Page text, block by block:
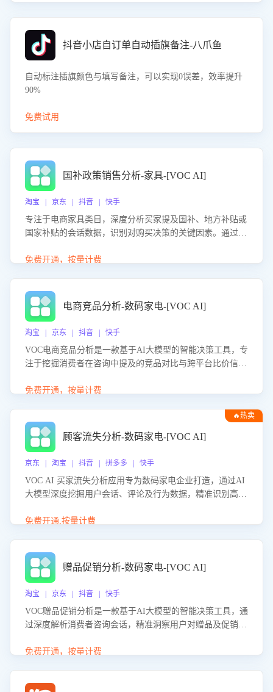
抖音小店自订单自动插旗备注-八爪鱼
自动标注插旗颜色与填写备注，可以实现0误差，效率提升
90%
免费试用
国补政策销售分析-家具-[VOC AI]
淘宝 | 京东 | 抖音 | 快手
专注于电商家具类目，深度分析买家提及国补、地方补贴或
国家补贴的会话数据，识别对购买决策的关键因素。通过AI
化策略，助力商家利用国补政策提升GMV。
免费开通，按量计费
电商竞品分析-数码家电-[VOC AI]
淘宝 | 京东 | 抖音 | 快手
VOC电商竞品分析是一款基于AI大模型的智能决策工具，专
注于挖掘消费者在咨询中提及的竞品对比与跨平台比价信
商品信息，进行多维度交叉对比，并分析消费者的比价行
企业优化营销话术、突出产品与服务优势，有效提升咨询转
化率，避免陷入单纯价格竞争，实现精准扬长避短。
免费开通，按量计费
🔥热卖
顾客流失分析-数码家电-[VOC AI]
京东 | 淘宝 | 抖音 | 拼多多 | 快手
VOC AI 买家流失分析应用专为数码家电企业打造，通过AI
大模型深度挖掘用户会话、评论及行为数据，精准识别高流
应延迟、竞品价格冲击等。系统自动输出可落地的挽回策
免费开通,按量计费
赠品促销分析-数码家电-[VOC AI]
淘宝 | 京东 | 抖音 | 快手
VOC赠品促销分析是一款基于AI大模型的智能决策工具，通
过深度解析消费者咨询会话，精准洞察用户对赠品及促销政
销诉求，帮助企业制定个性化赠品组合策略，优化资源投放
免费开通，按量计费